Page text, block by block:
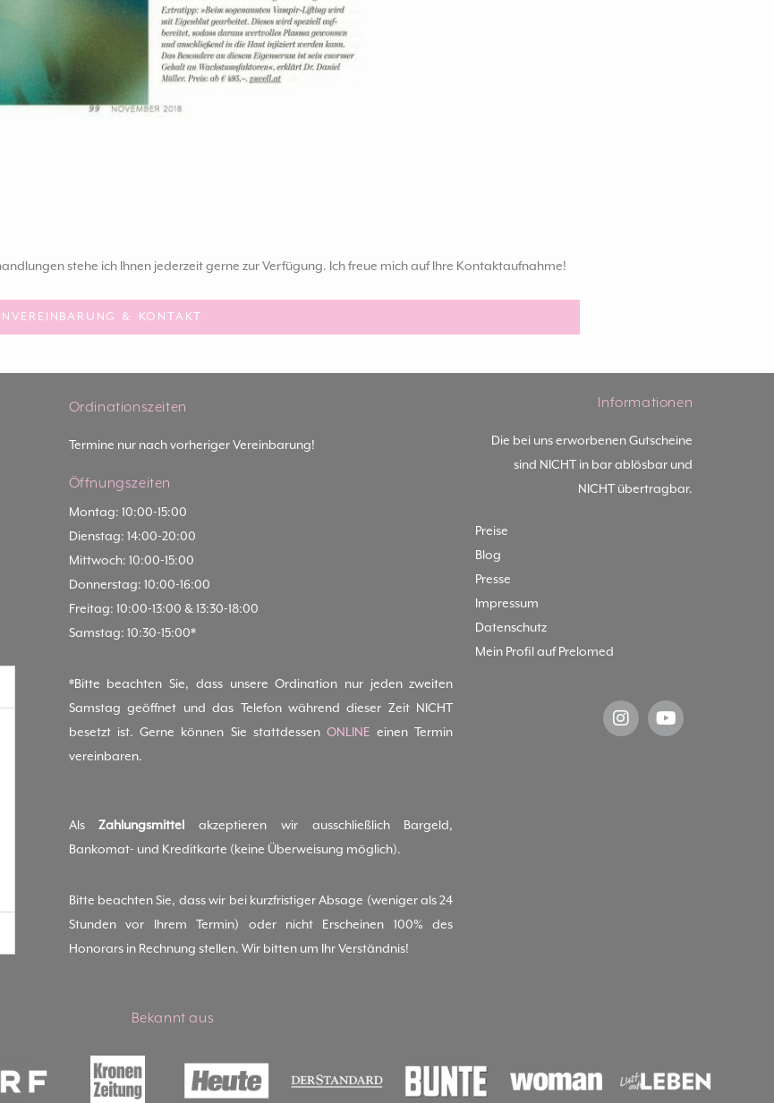
stehe ich Ihnen jederzeit gerne zur Verfügung. Ich freue mich auf Ihre Kontaktaufnahme!
& KONTAKT
Ordinationszeiten
Termine nur nach vorheriger Vereinbarung!
Öffnungszeiten
Montag: 10:00-15:00
Dienstag: 14:00-20:00
Mittwoch: 10:00-15:00
Donnerstag: 10:00-16:00
Freitag: 10:00-13:00 & 13:30-18:00
Samstag: 10:30-15:00*
*Bitte beachten Sie, dass unsere Ordination nur jeden zweiten
Samstag geöffnet und das Telefon während dieser Zeit NICHT
besetzt ist. Gerne können Sie stattdessen ONLINE einen Termin
vereinbaren.
AlsZahlungsmittel
akzeptieren wir ausschließlich Bargeld,
Bankomat- und Kreditkarte (keine Überweisung möglich).
Bitte beachten Sie, dass wir bei kurzfristiger Absage (weniger als 24
Stunden vor Ihrem Termin) oder nicht Erscheinen 100% des
Honorars in Rechnung stellen. Wir bitten um Ihr Verständnis!
Informationen
Die bei uns erworbenen Gutscheine
sind NICHT in bar ablösbar und
NICHT übertragbar.
Preise
Blog
Presse
Impressum
Datenschutz
Mein Profil auf Prelomed
Bekannt aus